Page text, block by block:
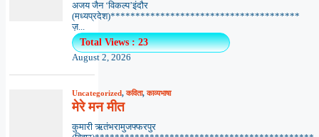
अजय जैन ‘विकल्प’इंदौर
(मध्यप्रदेश)**************************************
ज़...
Total Views : 23
August 2, 2026
Uncategorized,कविता,काव्यभाषा
मेरे मन मीत
कुमारी ऋतंभरामुजफ्फरपुर